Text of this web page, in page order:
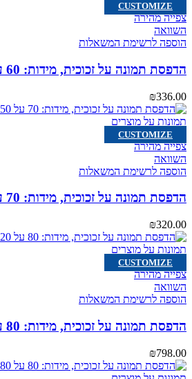
CUSTOMIZE
צפייה מהירה
השוואה
הוספה לרשימת המשאלות
הדפסת תמונה על זכוכית, מידות: 60 על 60
₪336.00
CUSTOMIZE
צפייה מהירה
השוואה
הוספה לרשימת המשאלות
הדפסת תמונה על זכוכית, מידות: 70 על 50
₪320.00
CUSTOMIZE
צפייה מהירה
השוואה
הוספה לרשימת המשאלות
הדפסת תמונה על זכוכית, מידות: 80 על 120
₪798.00